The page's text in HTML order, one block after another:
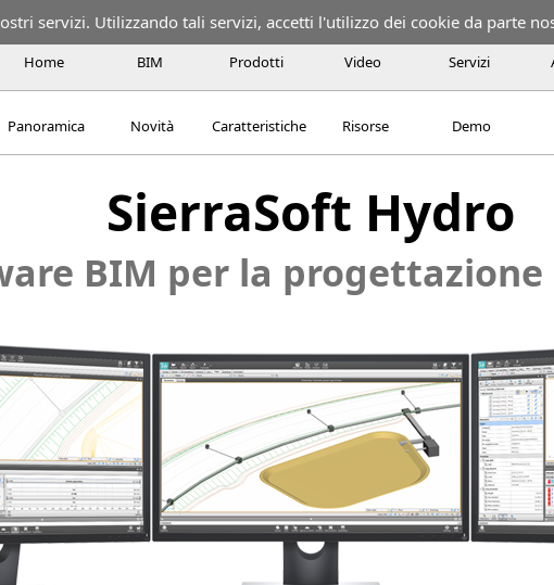
Home BIM Prodotti Video Servizi
Panoramica Novità Caratteristiche Risorse Demo
SierraSoft Hydro
BIM per la
servizi. Utilizzando tali servizi, accetti l'utilizzo dei cookie da parte